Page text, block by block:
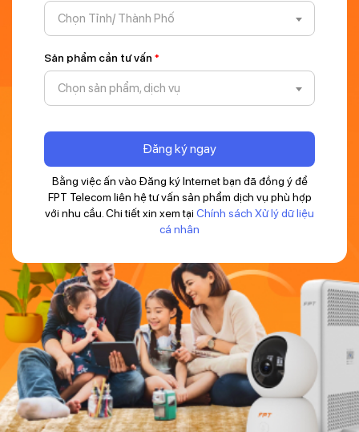
Chọn Tỉnh/ Thành Phố
Sản phẩm cần tư vấn *
Chọn sản phẩm, dịch vụ
Đăng ký ngay
Bằng việc ấn vào Đăng ký Internet bạn đã đồng ý để
FPT Telecom liên hệ tư vấn sản phẩm dịch vụ phù hợp
với nhu cầu. Chi tiết xin xem tại Chính sách Xử lý dữ liệu
cá nhân